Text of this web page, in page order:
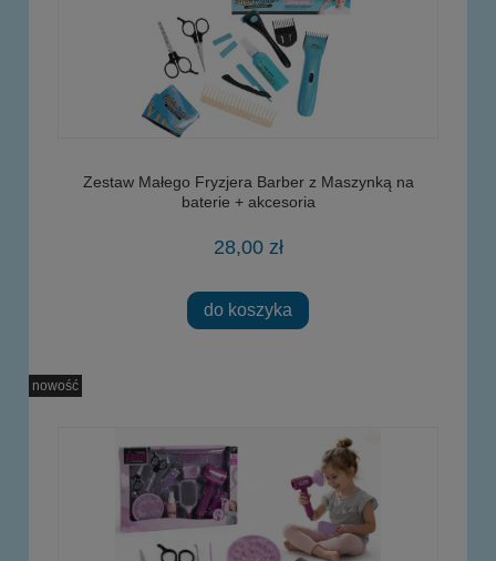
Zestaw Małego Fryzjera Barber z Maszynką na
baterie + akcesoria
28,00 zł
do koszyka
nowość